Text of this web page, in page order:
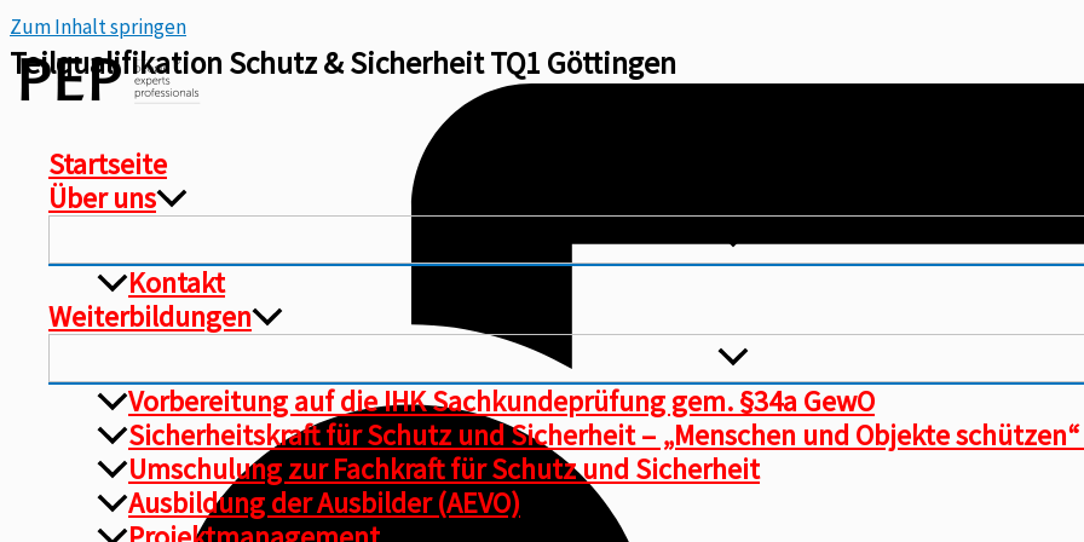
Zum Inhalt springen
Startseite
Über uns
Kontakt
Weiterbildungen
Vorbereitung auf die IHK Sachkundeprüfung gem. §34a GewO
Sicherheitskraft für Schutz und Sicherheit – „Menschen und Objekte schützen“
Umschulung zur Fachkraft für Schutz und Sicherheit​
Ausbildung der Ausbilder (AEVO)
Teilqualifikation Schutz & Sicherheit TQ1 Göttingen